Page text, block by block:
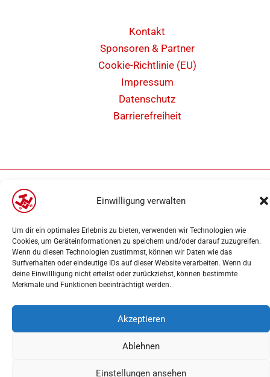
Einwilligung verwalten
Um dir ein optimales Erlebnis zu bieten, verwenden wir Technologien wie
Cookies, um Geräteinformationen zu speichern und/oder darauf zuzugreifen.
Wenn du diesen Technologien zustimmst, können wir Daten wie das
Surfverhalten oder eindeutige IDs auf dieser Website verarbeiten. Wenn du
deine Einwillligung nicht erteilst oder zurückziehst, können bestimmte
Merkmale und Funktionen beeinträchtigt werden.
Akzeptieren
Ablehnen
Einstellungen ansehen
Kontakt
Sponsoren & Partner
Cookie-Richtlinie (EU)
Impressum
Datenschutz
Barrierefreiheit
Copyright 2025 | Weseler Turnverein von 1860 e.V. Abteilung Leichtathletik |
WebdesignPK-Medien